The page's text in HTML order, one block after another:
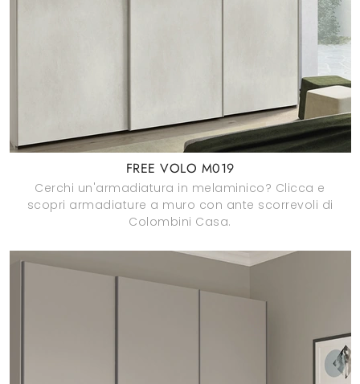
FREE VOLO M019
Cerchi un'armadiatura in melaminico? Clicca e
scopri armadiature a muro con ante scorrevoli di
Colombini Casa.